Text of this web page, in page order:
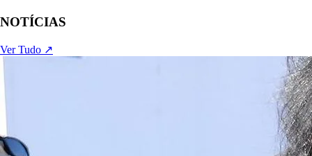
NOTÍCIAS
Ver Tudo ↗